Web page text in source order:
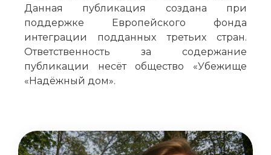
Данная публикация создана при
поддержке Европейского фонда
интеграции подданных третьих стран.
Ответственность за содержание
публикации несёт общество «Убежище
«Надёжный дом».